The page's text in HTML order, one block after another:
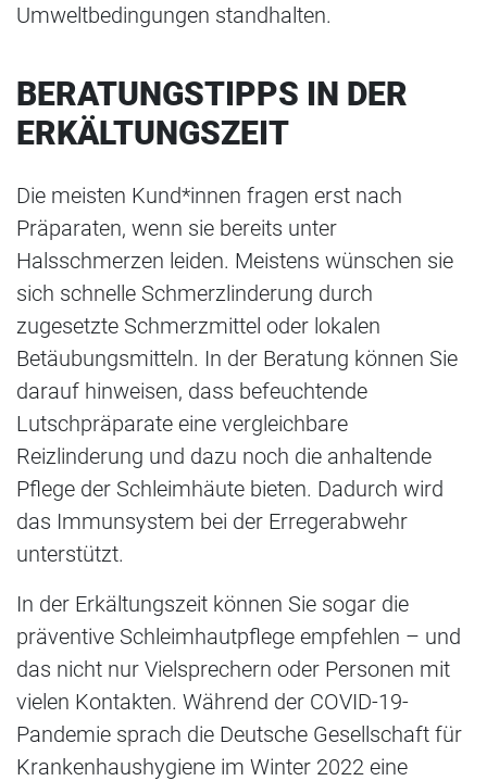
Umweltbedingungen standhalten.
BERATUNGSTIPPS IN DER
ERKÄLTUNGSZEIT
Die meisten Kund*innen fragen erst nach
Präparaten, wenn sie bereits unter
Halsschmerzen leiden. Meistens wünschen sie
sich schnelle Schmerzlinderung durch
zugesetzte Schmerzmittel oder lokalen
Betäubungsmitteln. In der Beratung können Sie
darauf hinweisen, dass befeuchtende
Lutschpräparate eine vergleichbare
Reizlinderung und dazu noch die anhaltende
Pflege der Schleimhäute bieten. Dadurch wird
das Immunsystem bei der Erregerabwehr
unterstützt.
In der Erkältungszeit können Sie sogar die
präventive Schleimhautpflege empfehlen – und
das nicht nur Vielsprechern oder Personen mit
vielen Kontakten. Während der COVID-19-
Pandemie sprach die Deutsche Gesellschaft für
Krankenhaushygiene im Winter 2022 eine